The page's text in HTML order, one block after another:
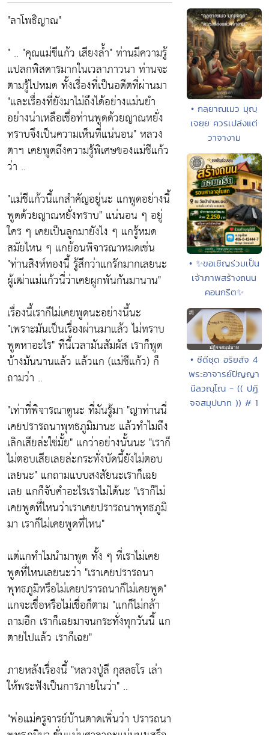
"ลาโพธิญาณ"
" .. "คุณแม่ชีแก้ว เสียงล้ำ" ท่านมีความรู้
แปลกพิสดารมากในเวลาภาวนา ท่านจะ
ตามรู้ไปหมด ทั้งเรื่องที่เป็นอดีตที่ผ่านมา
"และเรื่องที่ยังมาไม่ถึงได้อย่างแม่นยำ
อย่างน่าเหลือเชื่อท่านพูดด้วยญาณหยั่ง
ทราบจึงเป็นความเห็นที่แน่นอน" หลวง
ตาฯ เคยพูดถึงความรู้พิเศษของแม่ชีแก้ว
ว่า ..
"แม่ชีแก้วนี้แกสำคัญอยู่นะ แกพูดอย่างนี้
พูดด้วยญาณหยั่งทราบ" แน่นอน ๆ อยู่
ใคร ๆ เคยเป็นลูกมายังไง ๆ แกรู้หมด
สมัยไหน ๆ แกย้อนพิจารณาหมดเช่น
"ท่านสิงห์ทองนี้ รู้สึกว่าแกรักมากเลยนะ
ผู้เฒ่าแม่แก้วนี่ว่าเคยผูกพันกันมานาน"
เรื่องนี้เราก็ไม่เคยพูดนะอย่างนี้นะ
"เพราะมันเป็นเรื่องผ่านมาแล้ว ไม่ทราบ
พูดหาอะไร" ทีนี้เวลามันสัมผัส เราก็พูด
บ้างมันนานแล้ว แล้วแก (แม่ชีแก้ว) ก็
ถามว่า ..
"เท่าที่พิจารณาดูนะ ที่มันรู้มา "ญาท่านนี่
เคยปรารถนาพุทธภูมิมานะ แล้วทำไมถึง
เลิกเสียล่ะใช่มั้ย" แกว่าอย่างนั้นนะ "เราก็
ไม่ตอบเสียเลยล่ะกระทั่งบัดนี้ยังไม่ตอบ
เลยนะ" แกถามแบบสงสัยนะเราก็เฉย
เลย แกก็จับคำอะไรเราไม่ได้นะ "เราก็ไม่
เคยพูดที่ไหนว่าเราเคยปรารถนาพุทธภูมิ
มา เราก็ไม่เคยพูดที่ไหน"
แต่แกทำไมนำมาพูด ทั้ง ๆ ที่เราไม่เคย
พูดที่ไหนเลยนะว่า "เราเคยปรารถนา
พุทธภูมิหรือไม่เคยปรารถนาก็ไม่เคยพูด"
แกจะเชื่อหรือไม่เชื่อก็ตาม "แกก็ไม่กล้า
ถามอีก เราก็เฉยมาจนกระทั่งทุกวันนี้ แก
ตายไปแล้ว เราก็เฉย"
ภายหลังเรื่องนี้ "หลวงปู่ลี กุสลธโร เล่า
ให้พระฟังเป็นการภายในว่า" ..
"พ่อแม่ครูจารย์บ้านตาดเพิ่นว่า ปรารถนา
• กลฺยาณเมว มุญฺ
เจยฺย ควรเปล่งแต่
วาจางาม
• ✨ขอเชิญร่วมเป็น
เจ้าภาพสร้างถนน
คอนกรีต✨
• ซีดีชุด อริยสัจ 4
พระอาจารย์ปัญญา
นีลวณฺโณ - (( ปฏิ
จจสมุปบาท )) # 1